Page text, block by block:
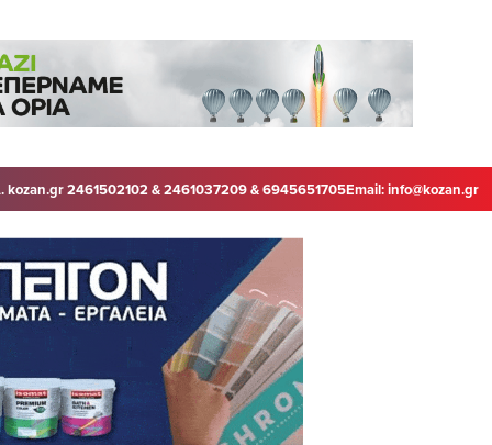
kozan.gr 2461502102 & 2461037209 & 6945651705Email:info@kozan.gr